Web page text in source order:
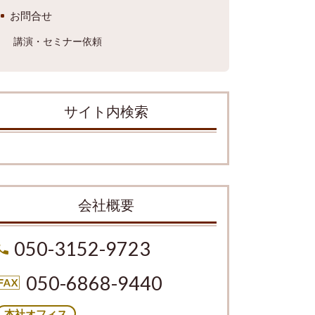
お問合せ
講演・セミナー依頼
サイト内検索
会社概要
050-3152-9723
050-6868-9440